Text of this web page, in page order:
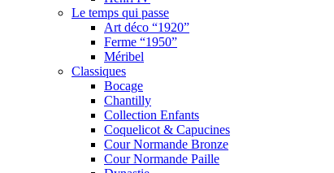
Le temps qui passe
Art déco “1920”
Ferme “1950”
Méribel
Classiques
Bocage
Chantilly
Collection Enfants
Coquelicot & Capucines
Cour Normande Bronze
Cour Normande Paille